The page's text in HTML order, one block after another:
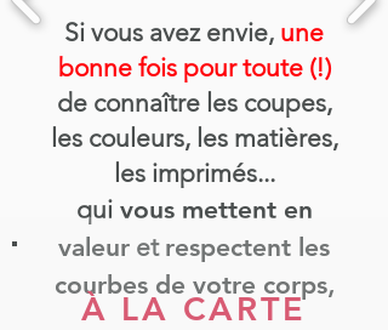
Si vous avez envie, une
bonne fois pour toute (!)
de connaître les coupes,
les couleurs, les matières,
les imprimés...
quivous mettent en
valeur et respectent les
courbes de votre corps,
À LA CARTE